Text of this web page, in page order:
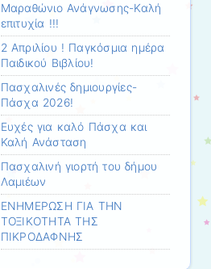
Μαραθώνιο Ανάγνωσης-Καλή
επιτυχία !!!
2 Απριλίου ! Παγκόσμια ημέρα
Παιδικού Βιβλίου!
Πασχαλινές δημιουργίες-
Πάσχα 2026!
Ευχές για καλό Πάσχα και
Καλή Ανάσταση
Πασχαλινή γιορτή του δήμου
Λαμιέων
ΕΝΗΜΕΡΩΣΗ ΓΙΑ ΤΗΝ
ΤΟΞΙΚΟΤΗΤΑ ΤΗΣ
ΠΙΚΡΟΔΑΦΝΗΣ